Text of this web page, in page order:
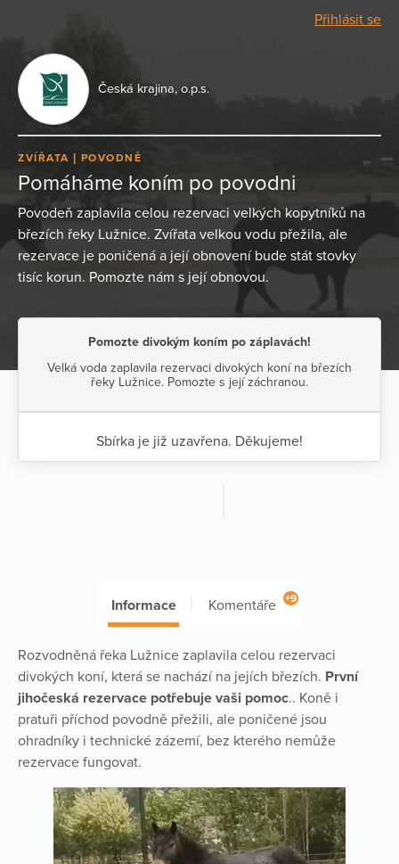
Přihlásit se
Česká krajina, o.p.s.
ZVÍŘATA POVODNĚ
Pomáháme koním po povodni
Povodeň zaplavila celou rezervaci velkých kopytníků na
březích řeky Lužnice. Zvířata velkou vodu přežila, ale
rezervace je poničená a její obnovení bude stát stovky
tisíc korun. Pomozte nám s její obnovou.
Pomozte divokým koním po záplavách!
Velká voda zaplavila rezervaci divokých koní na březích
řeky Lužnice. Pomozte s její záchranou.
Sbírka je již uzavřena. Děkujeme!
Informace Komentáře +9
Rozvodněná řeka Lužnice zaplavila celou rezervaci
divokých koní, která se nachází na jejích březích. První
jihočeská rezervace potřebuje vaši pomoc.. Koně i
pratuři příchod povodně přežili, ale poničené jsou
ohradníky i technické zázemí, bez kterého nemůže
rezervace fungovat.